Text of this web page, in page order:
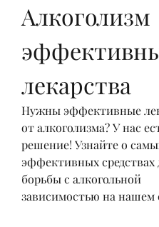
Алкоголизм
лекарства
Нужны эффективные
от алкоголизма? У нас
решение! Узнайте о
эффективных средствах
борьбы с алкогольной
зависимостью на нашем